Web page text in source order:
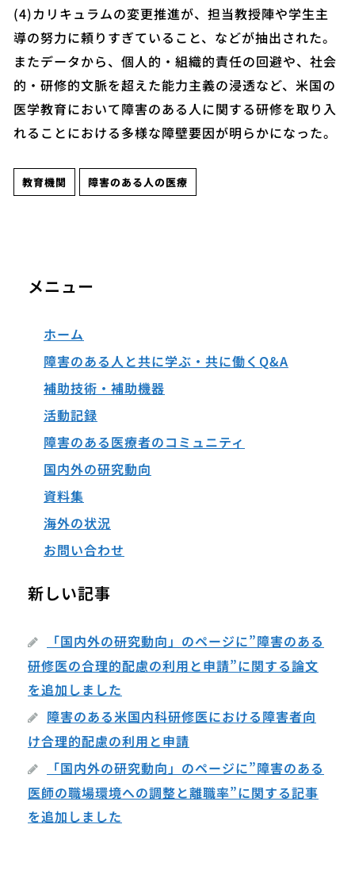
(4)カリキュラムの変更推進が、担当教授陣や学生主
導の努力に頼りすぎていること、などが抽出された。
またデータから、個人的・組織的責任の回避や、社会
的・研修的文脈を超えた能力主義の浸透など、米国の
医学教育において障害のある人に関する研修を取り入
れることにおける多様な障壁要因が明らかになった。
教育機関 障害のある人の医療
メニュー
ホーム
障害のある人と共に学ぶ・共に働くQ&A
補助技術・補助機器
活動記録
障害のある医療者のコミュニティ
国内外の研究動向
資料集
海外の状況
お問い合わせ
新しい記事
「国内外の研究動向」のページに”障害のある
研修医の合理的配慮の利用と申請”に関する論文
を追加しました
障害のある米国内科研修医における障害者向
け合理的配慮の利用と申請
「国内外の研究動向」のページに”障害のある
医師の職場環境への調整と離職率”に関する記事
を追加しました